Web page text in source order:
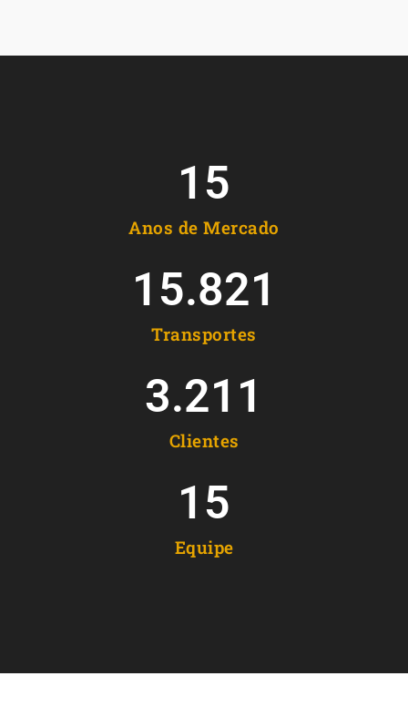
Anos de Mercado
15
Transportes
15.821
Clientes
3.211
Equipe
15